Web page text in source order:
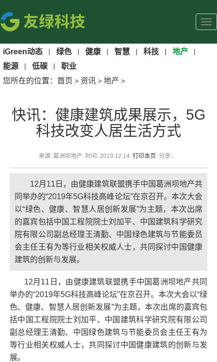
iGreen动态 | 绿色 | 健康 | 智慧 | 科技 | 地产 |
能源 | 低碳 |
职业
您所在的位置： 首页 > 资讯 > 地产 >
快讯：健康建筑成果展示，5G
科技改变人居生活方式
来源: 葛洲坝地产 时间: 2019.12.14 打印本页 分享：
12月11日，由健康建筑联盟携手中国葛洲坝地产共
同举办的“2019年5G科技高峰论坛”在京召开。本次大会
以“绿色、健康、智慧人居创新发展”为主题，本次出席
的嘉宾包括中国工程院院士刘加平、中国建筑科学研究
院有限公司副总经理王清勤、中国绿色建筑与节能委员
会主任王有为等行业相关权威人士，共同探讨中国健康
建筑的创新与发展。
12月11日，由健康建筑联盟携手中国葛洲坝地产共同
举办的“2019年5G科技高峰论坛”在京召开。本次大会以“绿
色、健康、智慧人居创新发展”为主题，本次出席的嘉宾包
括中国工程院院士刘加平、中国建筑科学研究院有限公司
副总经理王清勤、中国绿色建筑与节能委员会主任王有为
等行业相关权威人士，共同探讨中国健康建筑的创新与发
展。